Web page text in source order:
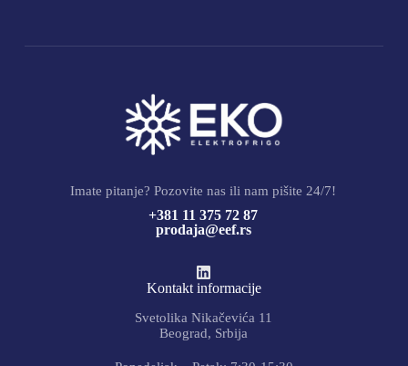
Imate pitanje? Pozovite nas ili nam pišite 24/7!
+381 11 375 72 87
prodaja@eef.rs
Kontakt informacije
Svetolika Nikačevića 11
Beograd, Srbija